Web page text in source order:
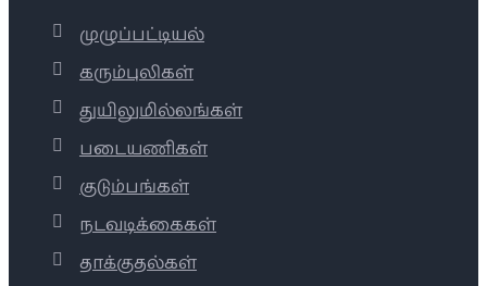
முழுப்பட்டியல்
கரும்புலிகள்
துயிலுமில்லங்கள்
படையணிகள்
குடும்பங்கள்
நடவடிக்கைகள்
தாக்குதல்கள்